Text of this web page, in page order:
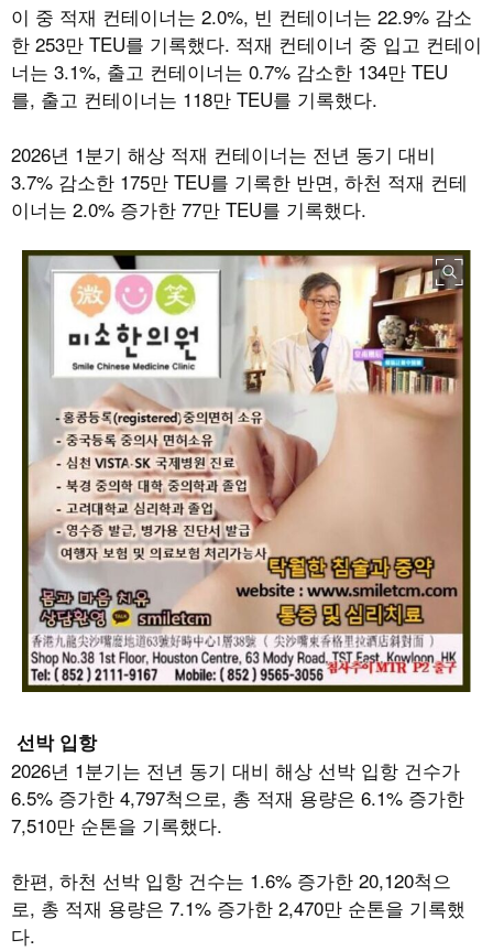
이 중 적재 컨테이너는 2.0%, 빈 컨테이너는 22.9% 감소
한 253만 TEU를 기록했다. 적재 컨테이너 중 입고 컨테이
너는 3.1%, 출고 컨테이너는 0.7% 감소한 134만 TEU
를, 출고 컨테이너는 118만 TEU를 기록했다.
2026년 1분기 해상 적재 컨테이너는 전년 동기 대비
3.7% 감소한 175만 TEU를 기록한 반면, 하천 적재 컨테
이너는 2.0% 증가한 77만 TEU를 기록했다.
선박 입항
2026년 1분기는 전년 동기 대비 해상 선박 입항 건수가
6.5% 증가한 4,797척으로, 총 적재 용량은 6.1% 증가한
7,510만 순톤을 기록했다.
한편, 하천 선박 입항 건수는 1.6% 증가한 20,120척으
로, 총 적재 용량은 7.1% 증가한 2,470만 순톤을 기록했
다.